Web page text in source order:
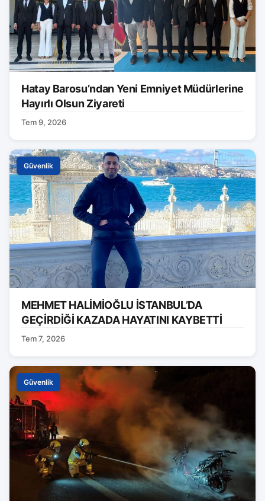
Hatay Barosu’ndan Yeni Emniyet Müdürlerine
Hayırlı Olsun Ziyareti
Tem 9, 2026
Güvenlik
MEHMET HALİMİOĞLU İSTANBUL’DA
GEÇİRDİĞİ KAZADA HAYATINI KAYBETTİ
Tem 7, 2026
Güvenlik